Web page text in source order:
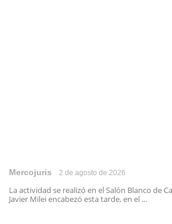
Mercojuris 2 de agosto de 2026
La actividad se realizó en el Salón Blanco de
Javier Milei encabezó esta tarde, en el ...